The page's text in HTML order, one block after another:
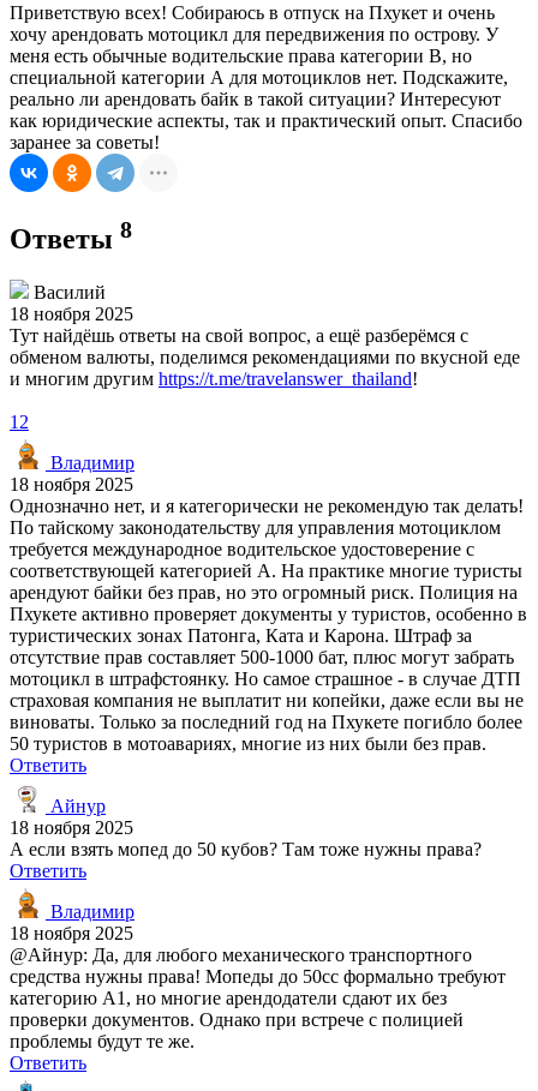
Приветствую всех! Собираюсь в отпуск на Пхукет и очень
хочу арендовать мотоцикл для передвижения по острову. У
меня есть обычные водительские права категории B, но
специальной категории А для мотоциклов нет. Подскажите,
реально ли арендовать байк в такой ситуации? Интересуют
как юридические аспекты, так и практический опыт. Спасибо
заранее за советы!
Ответы 8
Василий
18 ноября 2025
Тут найдёшь ответы на свой вопрос, а ещё разберёмся с
обменом валюты, поделимся рекомендациями по вкусной еде
и многим другим https://t.me/travelanswer_thailand!
12
Владимир
18 ноября 2025
Однозначно нет, и я категорически не рекомендую так делать!
По тайскому законодательству для управления мотоциклом
требуется международное водительское удостоверение с
соответствующей категорией А. На практике многие туристы
арендуют байки без прав, но это огромный риск. Полиция на
Пхукете активно проверяет документы у туристов, особенно в
туристических зонах Патонга, Ката и Карона. Штраф за
отсутствие прав составляет 500-1000 бат, плюс могут забрать
мотоцикл в штрафстоянку. Но самое страшное - в случае ДТП
страховая компания не выплатит ни копейки, даже если вы не
виноваты. Только за последний год на Пхукете погибло более
50 туристов в мотоавариях, многие из них были без прав.
Ответить
Айнур
18 ноября 2025
А если взять мопед до 50 кубов? Там тоже нужны права?
Ответить
Владимир
18 ноября 2025
@Айнур: Да, для любого механического транспортного
средства нужны права! Мопеды до 50cc формально требуют
категорию А1, но многие арендодатели сдают их без
проверки документов. Однако при встрече с полицией
проблемы будут те же.
Ответить